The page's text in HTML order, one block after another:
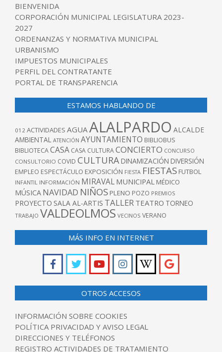
BIENVENIDA
CORPORACIÓN MUNICIPAL LEGISLATURA 2023-
2027
ORDENANZAS Y NORMATIVA MUNICIPAL
URBANISMO
IMPUESTOS MUNICIPALES
PERFIL DEL CONTRATANTE
PORTAL DE TRANSPARENCIA
ESTAMOS HABLANDO DE
012 ACTIVIDADES AGUA ALALPARDO ALCALDE
AMBIENTAL ATENCIÓN AYUNTAMIENTO BIBLIOBUS
BIBLIOTECACASA CASA CULTURACONCIERTO CONCURSO
CONSULTORIO COVID CULTURA DINAMIZACIÓN DIVERSIÓN
EMPLEO ESPECTÁCULO EXPOSICIÓN FIESTA FIESTAS FUTBOL
INFANTIL INFORMACIÓN MIRAVAL MUNICIPAL MÉDICO
MÚSICA NAVIDAD NIÑOS PLENO POZO PREMIOS
PROYECTO SALA AL-ARTIS TALLER TEATRO TORNEO
TRABAJO VALDEOLMOS VECINOS VERANO
MÁS INFO EN INTERNET
OTROS ACCESOS
INFORMACIÓN SOBRE COOKIES
POLÍTICA PRIVACIDAD Y AVISO LEGAL
DIRECCIONES Y TELÉFONOS
REGISTRO ACTIVIDADES DE TRATAMIENTO